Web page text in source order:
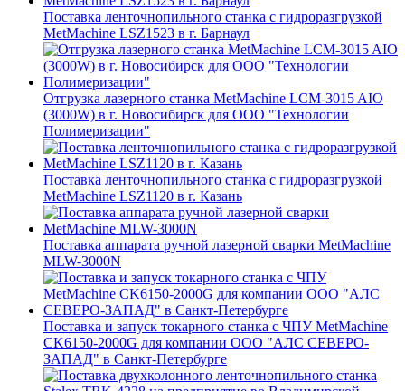
Поставка ленточнопильного станка c гидроразгрузкой
MetMachine LSZ1523 в г. Барнаул
Отгрузка лазерного станка MetMachine LCM-3015 AIO
(3000W) в г. Новосибирск для ООО "Технологии
Полимеризации"
Поставка ленточнопильного станка c гидроразгрузкой
MetMachine LSZ1120 в г. Казань
Поставка аппарата ручной лазерной сварки MetMachine
MLW-3000N
Поставка и запуск токарного станка с ЧПУ MetMachine
CK6150-2000G для компании ООО "АЛС СЕВЕРО-
ЗАПАД" в Санкт-Петербурге